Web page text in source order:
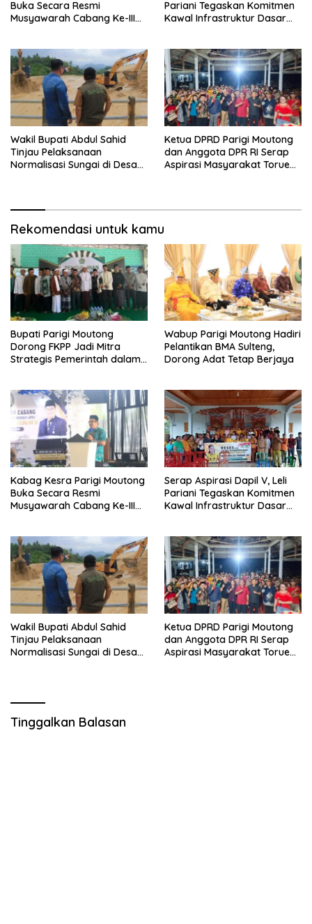
Buka Secara Resmi
Musyawarah Cabang Ke-III
Pariani Tegaskan Komitmen
Kawal Infrastruktur Dasar
Wakil Bupati Abdul Sahid
Tinjau Pelaksanaan
Normalisasi Sungai di Desa
Ketua DPRD Parigi Moutong
dan Anggota DPR RI Serap
Aspirasi Masyarakat Torue
Rekomendasi untuk kamu
Bupati Parigi Moutong
Dorong FKPP Jadi Mitra
Strategis Pemerintah dalam
Wabup Parigi Moutong Hadiri
Pelantikan BMA Sulteng,
Dorong Adat Tetap Berjaya
Kabag Kesra Parigi Moutong
Buka Secara Resmi
Musyawarah Cabang Ke-III
Serap Aspirasi Dapil V, Leli
Pariani Tegaskan Komitmen
Kawal Infrastruktur Dasar
Wakil Bupati Abdul Sahid
Tinjau Pelaksanaan
Normalisasi Sungai di Desa
Ketua DPRD Parigi Moutong
dan Anggota DPR RI Serap
Aspirasi Masyarakat Torue
Tinggalkan Balasan